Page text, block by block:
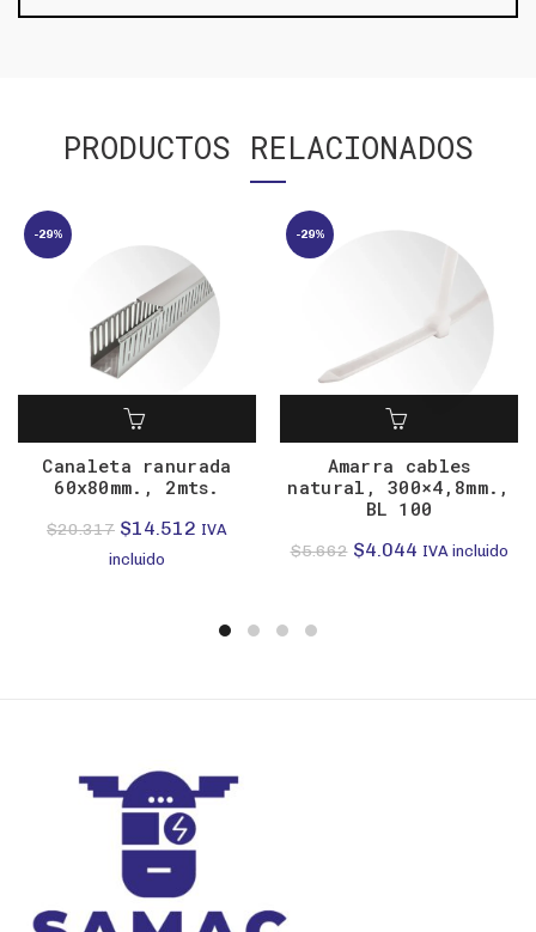
PRODUCTOS RELACIONADOS
-29%
Canaleta ranurada
60x80mm., 2mts.
$20.317 El
precio
$14.512 El
IVA
incluido
-29%
Amarra cables
natural, 300×4,8mm.,
BL 100
$5.662 El
$4.044ElIVA incluido